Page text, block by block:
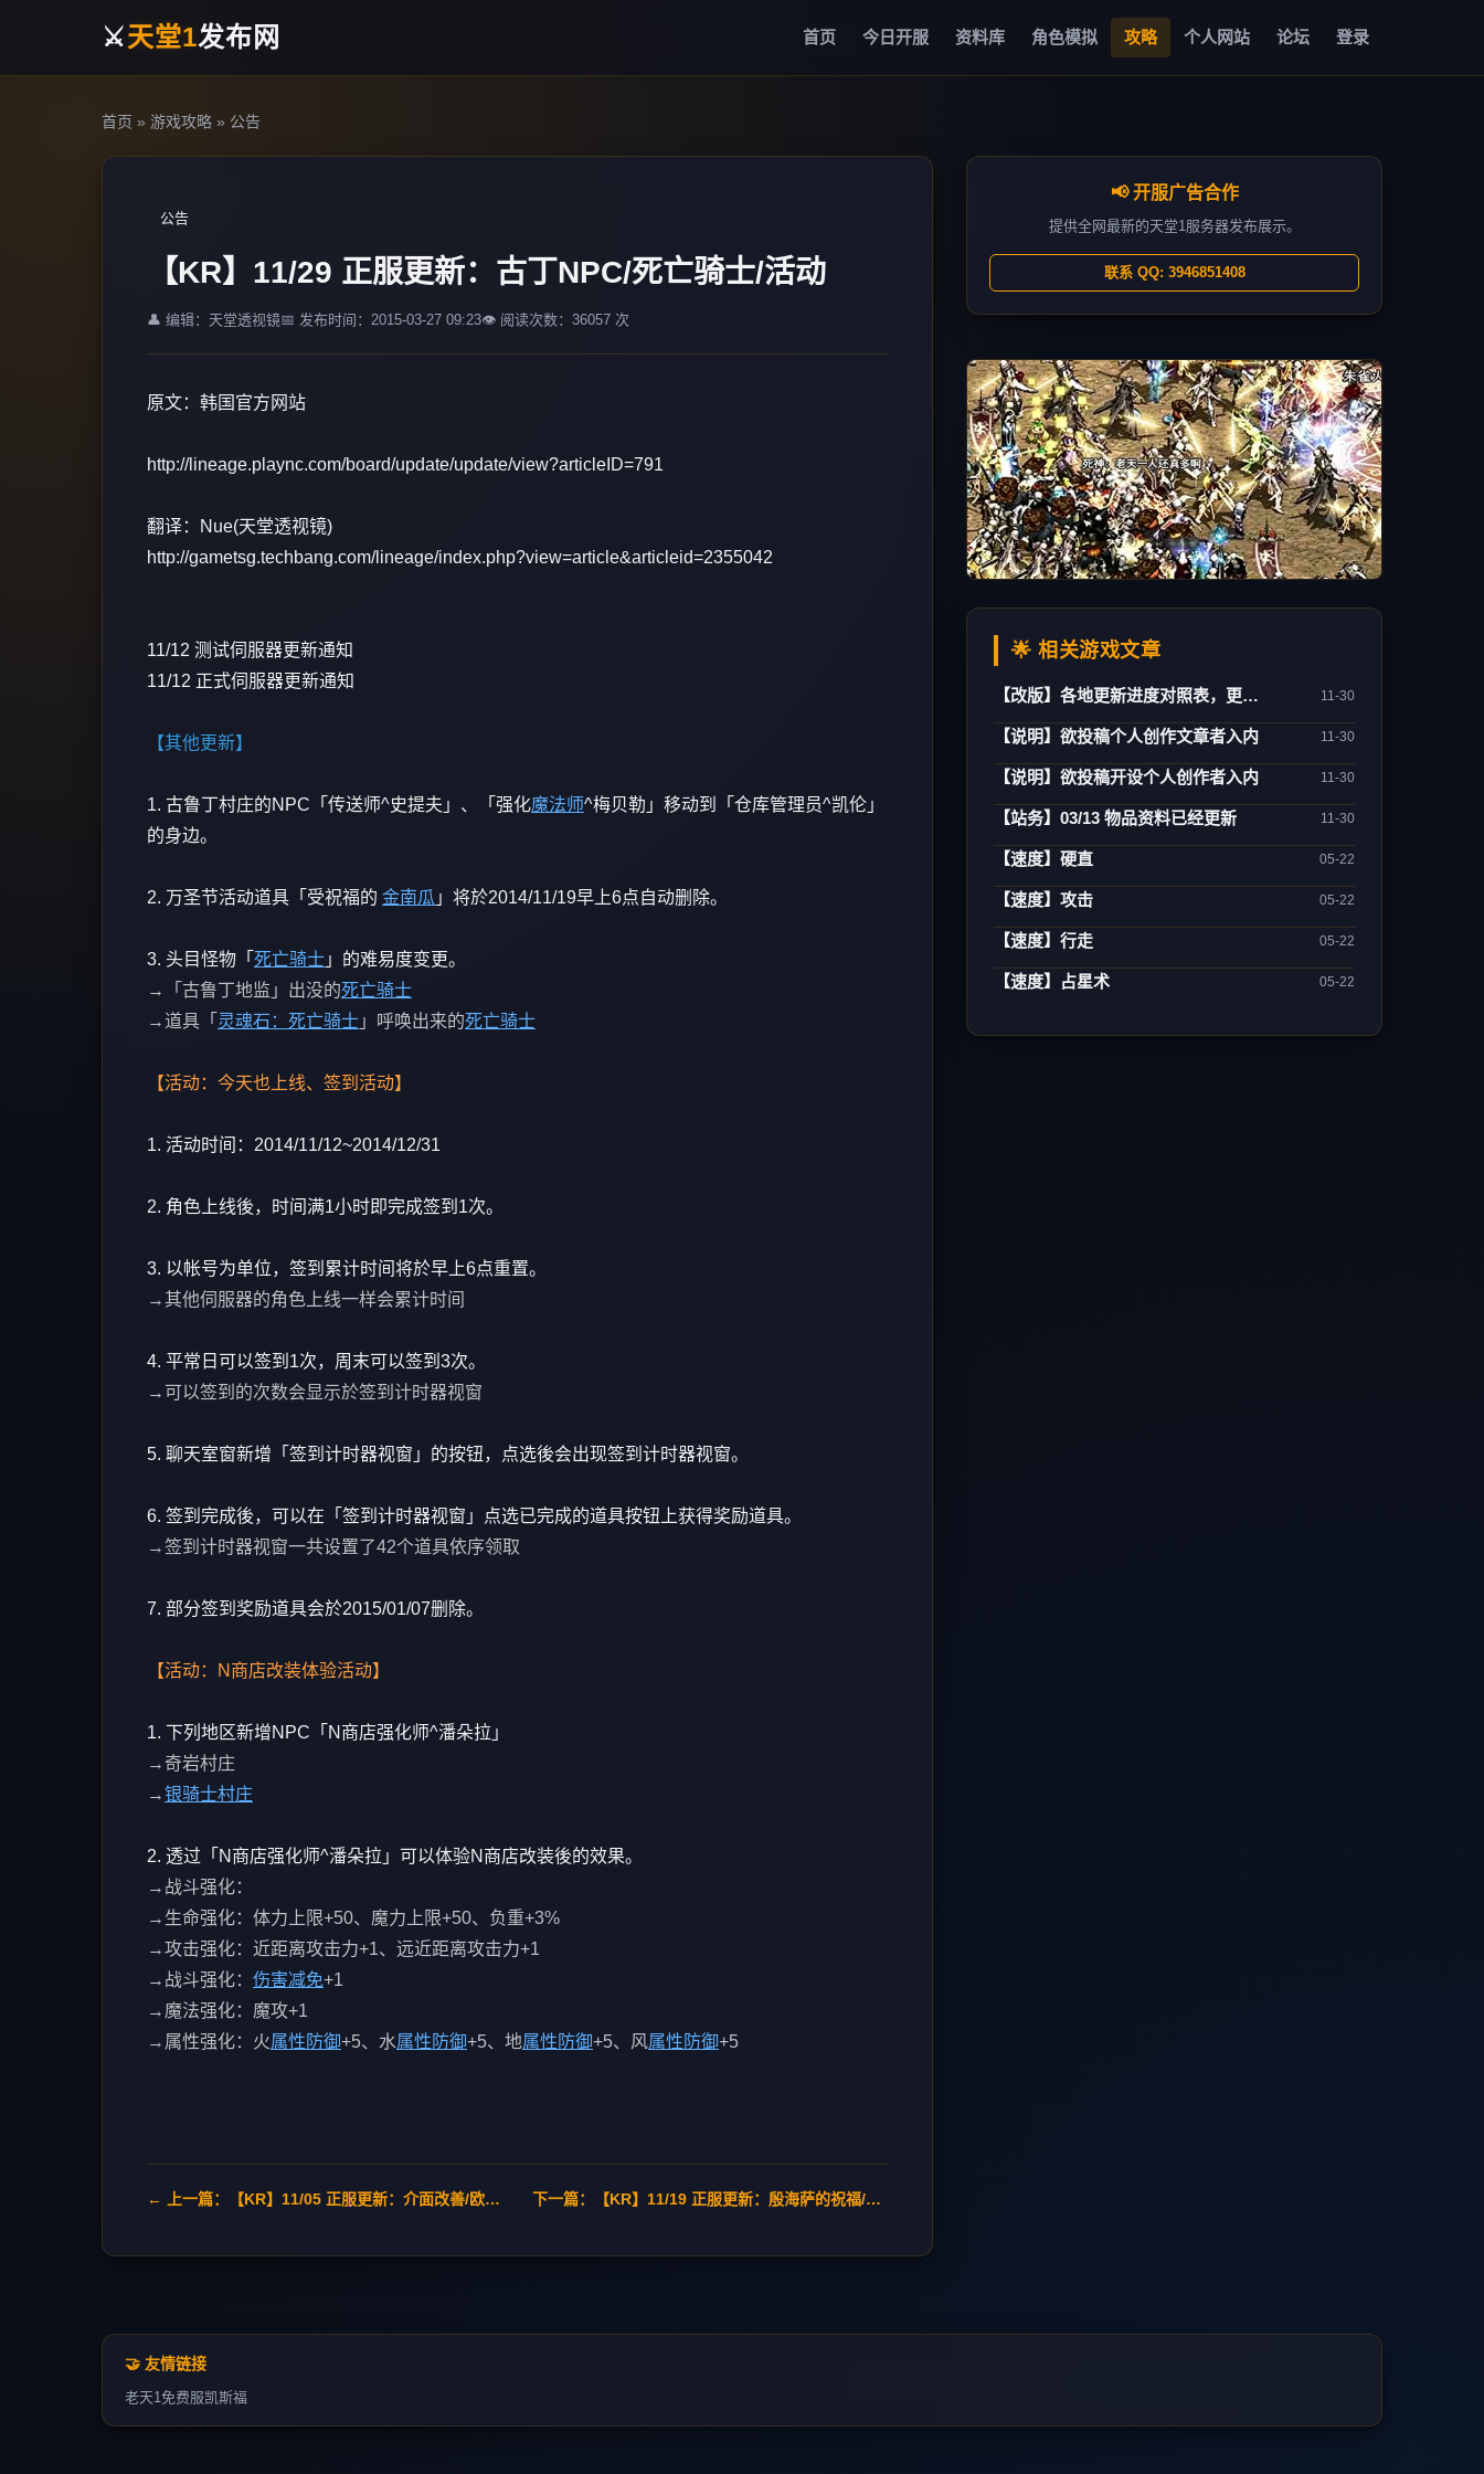
⚔️天堂1发布网 首页 今日开服 资料库 角色模拟 攻略 个人网站 论坛 登录
首页 » 游戏攻略 » 公告
公告
【KR】11/29 正服更新：古丁NPC/死亡骑士/活动
👤 编辑：天堂透视镜📅 发布时间：2015-03-27 09:23👁️ 阅读次数：36057 次
原文：韩国官方网站
http://lineage.plaync.com/board/update/update/view?articleID=791
翻译：Nue(天堂透视镜)
http://gametsg.techbang.com/lineage/index.php?view=article&articleid=2355042
11/12 测试伺服器更新通知
11/12 正式伺服器更新通知
【其他更新】
1. 古鲁丁村庄的NPC「传送师^史提夫」、「强化魔法师^梅贝勒」移动到「仓库管理员^凯伦」
的身边。
2. 万圣节活动道具「受祝福的 金南瓜 」将於2014/11/19早上6点自动删除。
3. 头目怪物「 死亡骑士 」的难易度变更。
→「古鲁丁地监」出没的死亡骑士
→道具「 灵魂石：死亡骑士 」呼唤出来的死亡骑士
【活动：今天也上线、签到活动】
1. 活动时间：2014/11/12~2014/12/31
2. 角色上线後，时间满1小时即完成签到1次。
3. 以帐号为单位，签到累计时间将於早上6点重置。
→其他伺服器的角色上线一样会累计时间
4. 平常日可以签到1次，周末可以签到3次。
→可以签到的次数会显示於签到计时器视窗
5. 聊天室窗新增「签到计时器视窗」的按钮，点选後会出现签到计时器视窗。
6. 签到完成後，可以在「签到计时器视窗」点选已完成的道具按钮上获得奖励道具。
→签到计时器视窗一共设置了42个道具依序领取
7. 部分签到奖励道具会於2015/01/07删除。
【活动：N商店改装体验活动】
1. 下列地区新增NPC「N商店强化师^潘朵拉」
→奇岩村庄
→银骑士村庄
2. 透过「N商店强化师^潘朵拉」可以体验N商店改装後的效果。
→战斗强化：
→生命强化：体力上限+50、魔力上限+50、负重+3%
→攻击强化：近距离攻击力+1、远近距离攻击力+1
→战斗强化： 伤害减免+1
→魔法强化：魔攻+1
→属性强化：火属性防御+5、水属性防御+5、地属性防御+5、风属性防御+5
← 上一篇：【KR】11/05 正服更新：介面改善/欧瑞地区/活动 下一篇：【KR】11/19 正服更新：殷海萨的祝福/地狱废止/制作介面相关 →
📢 开服广告合作
提供全网最新的天堂1服务器发布展示。
联系 QQ: 3946851408
🌟 相关游戏文章
【改版】各地更新进度对照表，更新日期：02/21 11-30
【说明】欲投稿个人创作文章者入内 11-30
【说明】欲投稿开设个人创作者入内 11-30
【站务】03/13 物品资料已经更新 11-30
【速度】硬直 05-22
【速度】攻击 05-22
【速度】行走 05-22
【速度】占星术 05-22
🤝 友情链接
老天1免费服凯斯福